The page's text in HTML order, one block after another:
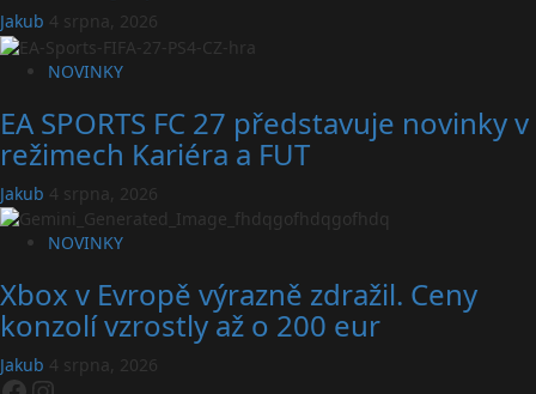
Jakub 4 srpna, 2026
NOVINKY
EA SPORTS FC 27 představuje novinky v
režimech Kariéra a FUT
Jakub 4 srpna, 2026
NOVINKY
Xbox v Evropě výrazně zdražil. Ceny
konzolí vzrostly až o 200 eur
Jakub 4 srpna, 2026